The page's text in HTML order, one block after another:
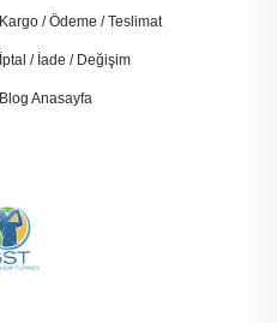
Kargo / Ödeme / Teslimat
İptal / İade / Değişim
Blog Anasayfa